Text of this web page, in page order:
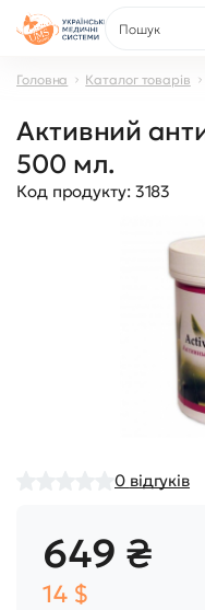
Головна Каталог товарів
Активний
500 мл.
Код продукту: 3183
0 відгуків
649 ₴
14 $